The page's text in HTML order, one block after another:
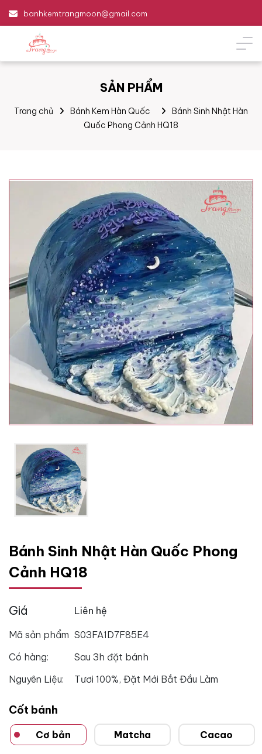
banhkemtrangmoon@gmail.com
SẢN PHẨM
Trang chủ Bánh Kem Hàn Quốc
Bánh Sinh Nhật Hàn
Quốc Phong Cảnh HQ18
Bánh Sinh Nhật Hàn Quốc Phong
Cảnh HQ18
Giá Liên hệ
Mã sản phẩm S03FA1D7F85E4
Có hàng:
Sau 3h đặt bánh
Nguyên Liệu:
Tươi 100%, Đặt Mới Bắt Đầu Làm
Cốt bánh
Cơ bản Matcha Cacao